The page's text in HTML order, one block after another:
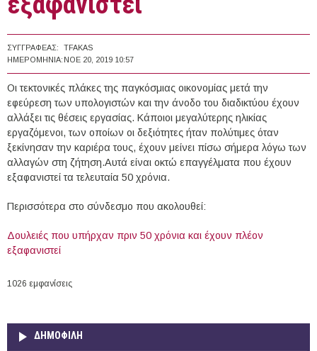
ΣΥΓΓΡΑΦΈΑΣ:
TFAKAS
ΗΜΕΡΟΜΗΝΊΑ: ΝΟΕ 20, 2019 10:57
Οι τεκτονικές πλάκες της παγκόσμιας οικονομίας μετά την
εφεύρεση των υπολογιστών και την άνοδο του διαδικτύου έχουν
αλλάξει τις θέσεις εργασίας. Κάποιοι μεγαλύτερης ηλικίας
εργαζόμενοι, των οποίων οι δεξιότητες ήταν πολύτιμες όταν
ξεκίνησαν την καριέρα τους, έχουν μείνει πίσω σήμερα λόγω των
αλλαγών στη ζήτηση.Αυτά είναι οκτώ επαγγέλματα που έχουν
εξαφανιστεί τα τελευταία 50 χρόνια.
Περισσότερα στο σύνδεσμο που ακολουθεί:
Δουλειές που υπήρχαν πριν 50 χρόνια και έχουν πλέον
εξαφανιστεί
1026 εμφανίσεις
ΔΗΜΟΦΙΛΗ